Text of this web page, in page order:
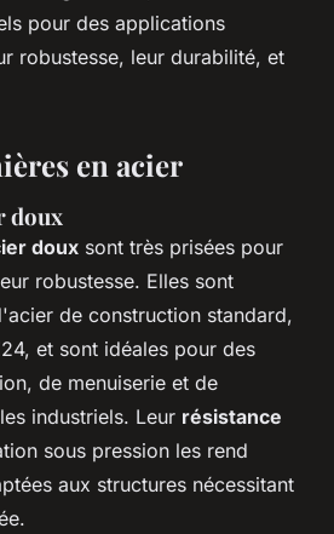
pour des applications
robustesse, leur durabilité, et
en acier
doux
doux sont très prisées pour
robustesse. Elles sont
de construction standard,
et sont idéales pour des
de menuiserie et de
industriels. Leur résistance
sous pression les rend
aux structures nécessitant